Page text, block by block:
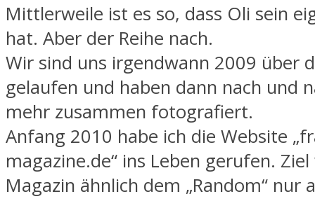
Mittlerweile ist es so, dass Oli sein
hat. Aber der Reihe nach.
Wir sind uns irgendwann 2009 über
gelaufen und haben dann nach und
mehr zusammen fotografiert.
Anfang 2010 habe ich die Website
magazine.de“ ins Leben gerufen.
Magazin ähnlich dem „Random“ nur